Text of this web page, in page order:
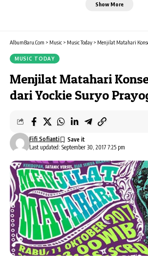
Show More
AlbumBaru.Com > Music > Music Today > Menjilat Matahari Konser
MUSIC TODAY
Menjilat Matahari
dari Yockie Suryo
Last updated: September 30, 2017 7:25 pm
Fifi Sofianti